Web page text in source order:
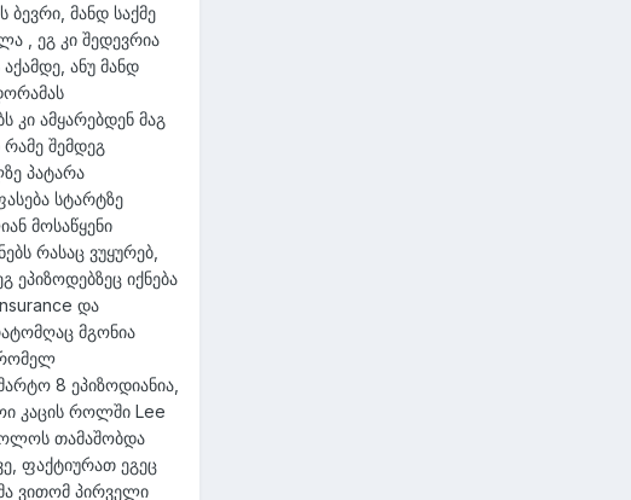
მანდ საქმე
, ეგ კი შედევრია
ანუ მანდ
ამყარებდენ მაგ
შემდეგ
პატარა
სტარტზე
მოსაწყენი
რასაც ვუყურებ,
ეპიზოდებზეც იქნება
და
მგონია
რომელ
8 ეპიზოდიანია,
კაცის როლში Lee
თამაშობდა
ფაქტიურათ ეგეც
ვითომ პირველი